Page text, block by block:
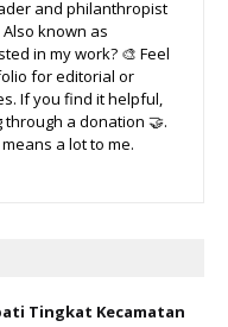
and philanthropist
known as
in my work? 🎨 Feel
for editorial or
If you find it helpful,
a donation 🤝.
a lot to me.
Tingkat Kecamatan